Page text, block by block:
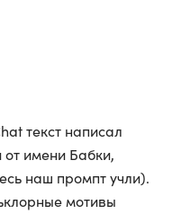
текст написал
от имени Бабки,
наш промпт учли).
мотивы